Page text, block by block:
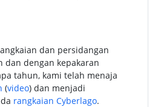
dan persidangan
dan dengan kepakaran
tahun, kami telah menaja
(video) dan menjadi
rangkaian Cyberlago.